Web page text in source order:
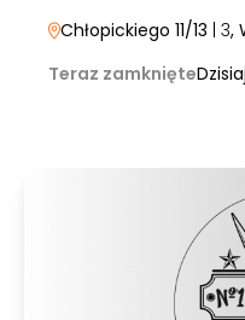
Chłopickiego 11/13 | 3,
Teraz zamknięte